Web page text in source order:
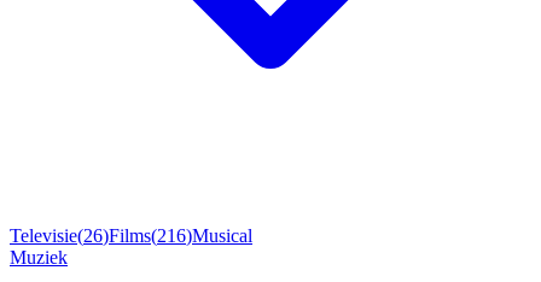
Televisie(26)Films(216)Musical
Muziek